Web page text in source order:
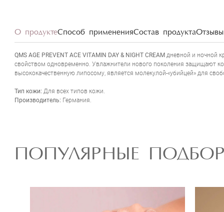
О продуктеСпособ примененияСостав продукта
QMS AGE PREVENT ACE VITAMIN DAY & NIGHT CREAM дневной и ночной
свойством одновременно. Увлажнители нового поколения защищают
высококачественную липосому, является молекулой-«убийцей» для
Тип кожи: Для всех типов кожи.
Производитель: Германия.
ПОПУЛЯРНЫЕ